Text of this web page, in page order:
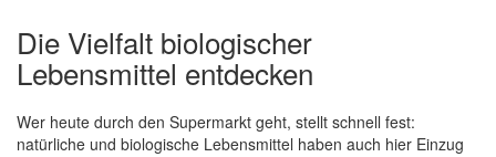
Die Vielfalt biologischer
Lebensmittel entdecken
Wer heute durch den Supermarkt geht, stellt schnell fest:
natürliche und biologische Lebensmittel haben auch hier Einzug